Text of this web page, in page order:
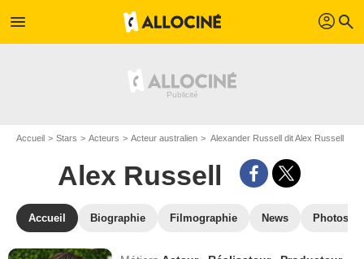
menu profil search
Accueil Stars Acteurs Acteur australien Alexander Russell dit Alex Russell
Alex Russell
Accueil Biographie Filmographie News Photos